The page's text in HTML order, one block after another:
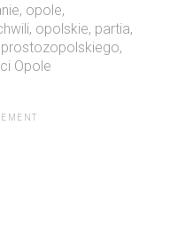
, opole,
, opolskie, partia,
prostozopolskiego,
Opole